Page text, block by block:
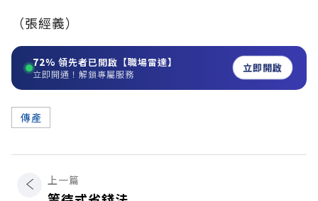
（張經義）
72% 領先者已開啟【職場雷達】
立即開通！解鎖專屬服務 立即開啟
傳產
上一篇